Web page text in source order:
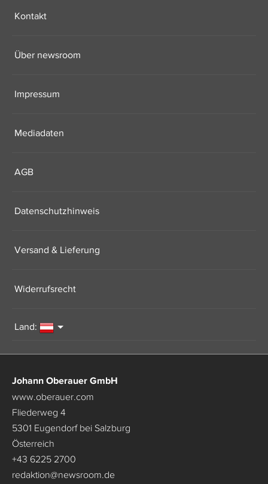
Kontakt
Über newsroom
Impressum
Mediadaten
AGB
Datenschutzhinweis
Versand & Lieferung
Widerrufsrecht
Land:
Johann Oberauer GmbH
www.oberauer.com
Fliederweg 4
5301 Eugendorf bei Salzburg
Österreich
+43 6225 2700
redaktion@newsroom.de